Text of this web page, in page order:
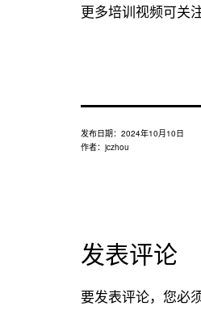
更多培训视频可关
发布日期： 2024年10月10日
作者： jczhou
发表评论
要发表评论，您必